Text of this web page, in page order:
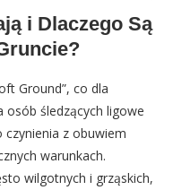
i Dlaczego Są
Ground”, co dla
osób śledzących ligowe
czynienia z obuwiem
warunkach.
wilgotnych i grząskich,